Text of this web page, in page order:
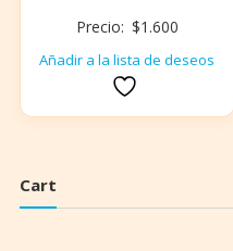
Precio: $1.600
Añadir a la lista de deseos
Cart